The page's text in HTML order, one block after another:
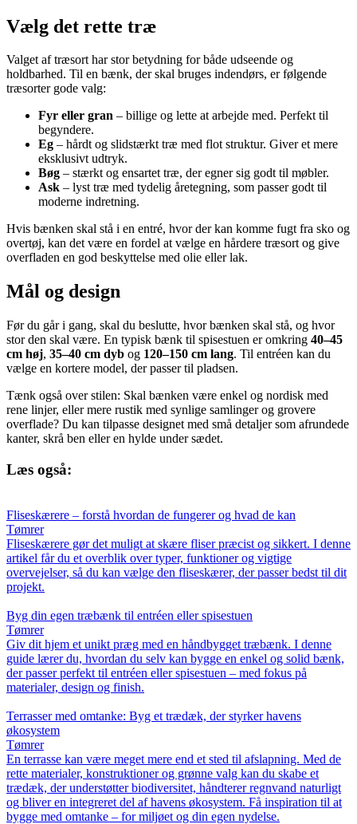
Vælg det rette træ
Valget af træsort har stor betydning for både udseende og
holdbarhed. Til en bænk, der skal bruges indendørs, er følgende
træsorter gode valg:
Fyr eller gran – billige og lette at arbejde med. Perfekt til
begyndere.
Eg – hårdt og slidstærkt træ med flot struktur. Giver et mere
eksklusivt udtryk.
Bøg – stærkt og ensartet træ, der egner sig godt til møbler.
Ask – lyst træ med tydelig åretegning, som passer godt til
moderne indretning.
Hvis bænken skal stå i en entré, hvor der kan komme fugt fra sko og
overtøj, kan det være en fordel at vælge en hårdere træsort og give
overfladen en god beskyttelse med olie eller lak.
Mål og design
Før du går i gang, skal du beslutte, hvor bænken skal stå, og hvor
stor den skal være. En typisk bænk til spisestuen er omkring 40–45
cm høj, 35–40 cm dyb og 120–150 cm lang. Til entréen kan du
vælge en kortere model, der passer til pladsen.
Tænk også over stilen: Skal bænken være enkel og nordisk med
rene linjer, eller mere rustik med synlige samlinger og grovere
overflade? Du kan tilpasse designet med små detaljer som afrundede
kanter, skrå ben eller en hylde under sædet.
Læs også:
Fliseskærere – forstå hvordan de fungerer og hvad de kan
Tømrer
Fliseskærere gør det muligt at skære fliser præcist og sikkert. I denne
artikel får du et overblik over typer, funktioner og vigtige
overvejelser, så du kan vælge den fliseskærer, der passer bedst til dit
projekt.
Byg din egen træbænk til entréen eller spisestuen
Tømrer
Giv dit hjem et unikt præg med en håndbygget træbænk. I denne
guide lærer du, hvordan du selv kan bygge en enkel og solid bænk,
der passer perfekt til entréen eller spisestuen – med fokus på
materialer, design og finish.
Terrasser med omtanke: Byg et trædæk, der styrker havens
økosystem
Tømrer
En terrasse kan være meget mere end et sted til afslapning. Med de
rette materialer, konstruktioner og grønne valg kan du skabe et
trædæk, der understøtter biodiversitet, håndterer regnvand naturligt
og bliver en integreret del af havens økosystem. Få inspiration til at
bygge med omtanke – for miljøet og din egen nydelse.